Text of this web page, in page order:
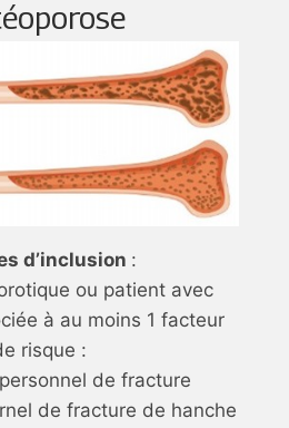
d’inclusion :
ou patient avec
à au moins 1 facteur
risque :
de fracture
de fracture de hanche